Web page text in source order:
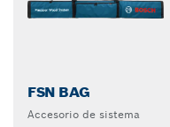
FSN BAG
Accesorio de sistema